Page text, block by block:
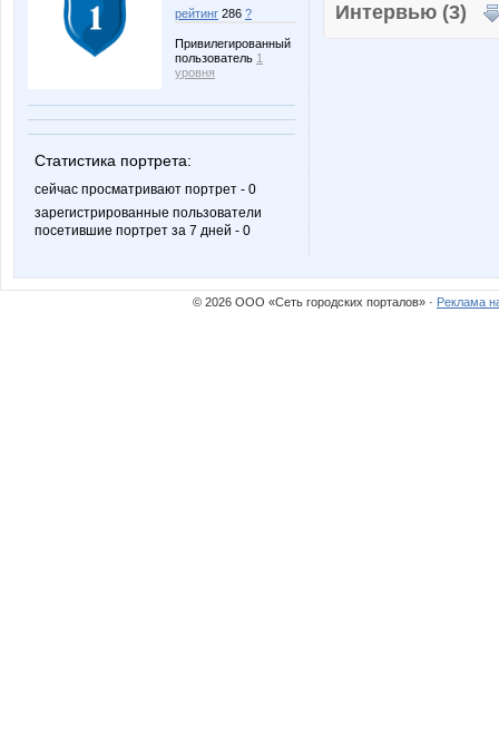
рейтинг 286 ?
Привилегированный
пользователь 1
уровня
Статистика портрета:
сейчас просматривают портрет - 0
зарегистрированные пользователи
посетившие портрет за 7 дней - 0
Интервью (3)
© 2026 ООО «Сеть городских порталов» · Реклама